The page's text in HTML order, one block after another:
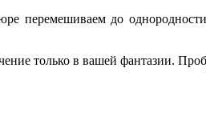
перемешиваем до
только в вашей фантазии.